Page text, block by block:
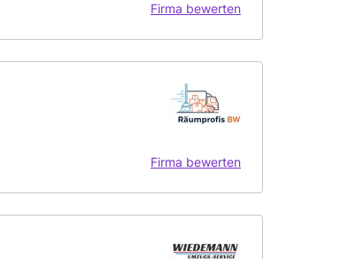
Firma bewerten
Firma bewerten